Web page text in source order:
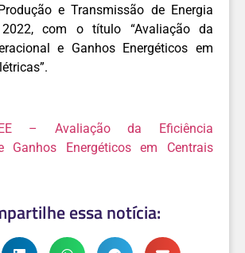
e Transmissão de Energia
com o título “Avaliação da
e Ganhos Energéticos em
– Avaliação da Eficiência
Ganhos Energéticos em Centrais
essa notícia: